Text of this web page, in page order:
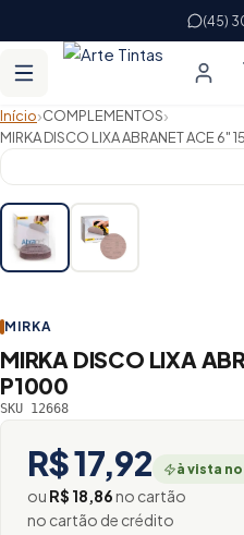
(45)
Início›COMPLEMENTOS›
MIRKA DISCO LIXA ABRANET ACE 6"
MIRKA
MIRKA DISCO LIXA
P1000
SKU 12668
R$ 17,92 à vista no
ou R$ 18,86no cartão
no cartão de crédito